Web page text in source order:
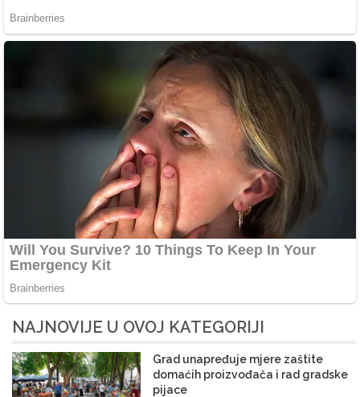
NAJNOVIJE U OVOJ KATEGORIJI
Grad unapređuje mjere zaštite
domaćih proizvođača i rad gradske
pijace